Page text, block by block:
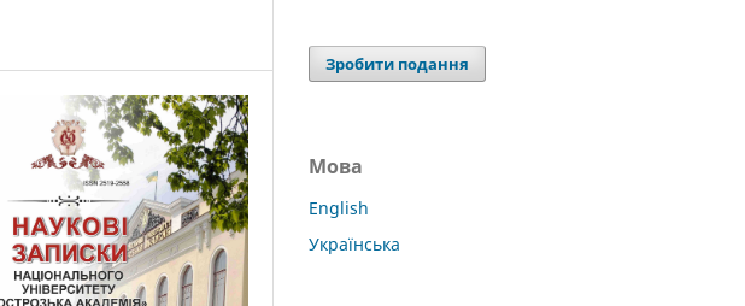
Зробити подання
Мова
English
Українська